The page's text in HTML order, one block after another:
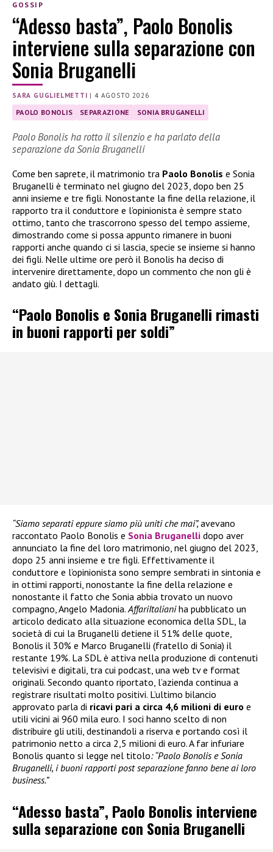
GOSSIP
“Adesso basta”, Paolo Bonolis
interviene sulla separazione con
Sonia Bruganelli
SARA GUGLIELMETTI |4 AGOSTO 2026
PAOLO BONOLIS SEPARAZIONE SONIA BRUGANELLI
Paolo Bonolis ha rotto il silenzio e ha parlato della
separazione da Sonia Bruganelli
Come ben saprete, il matrimonio tra Paolo Bonolis e Sonia
Bruganelli è terminato nel giugno del 2023, dopo ben 25
anni insieme e tre figli. Nonostante la fine della relazione, il
rapporto tra il conduttore e l’opinionista è sempre stato
ottimo, tanto che trascorrono spesso del tempo assieme,
dimostrando come si possa appunto rimanere in buoni
rapporti anche quando ci si lascia, specie se insieme si hanno
dei figli. Nelle ultime ore però il Bonolis ha deciso di
intervenire direttamente, dopo un commento che non gli è
andato giù. I dettagli.
“Paolo Bonolis e Sonia Bruganelli rimasti
in buoni rapporti per soldi”
“Siamo separati eppure siamo più uniti che mai”,avevano
raccontato Paolo Bonolis e Sonia Bruganelli dopo aver
annunciato la fine del loro matrimonio, nel giugno del 2023,
dopo 25 anni insieme e tre figli. Effettivamente il
conduttore e l’opinionista sono sempre sembrati in sintonia e
in ottimi rapporti, nonostante la fine della relazione e
nonostante il fatto che Sonia abbia trovato un nuovo
compagno, Angelo Madonia.AffariItalianiha pubblicato un
articolo dedicato alla situazione economica della SDL, la
società di cui la Bruganelli detiene il 51% delle quote,
Bonolis il 30% e Marco Bruganelli (fratello di Sonia) il
restante 19%. La SDL è attiva nella produzione di contenuti
televisivi e digitali, tra cui podcast, una web tv e format
originali. Secondo quanto riportato, l’azienda continua a
registrare risultati molto positivi. L’ultimo bilancio
approvato parla di ricavi pari a circa 4,6 milioni di euro e
utili vicini ai 960 mila euro. I soci hanno scelto di non
distribuire gli utili, destinandoli a riserva e portando così il
patrimonio netto a circa 2,5 milioni di euro. A far infuriare
Bonolis quanto si legge nel titolo: “Paolo Bonolis e Sonia
Bruganelli, i buoni rapporti post separazione fanno bene ai loro
business.”
“Adesso basta”, Paolo Bonolis interviene
sulla separazione con Sonia Bruganelli